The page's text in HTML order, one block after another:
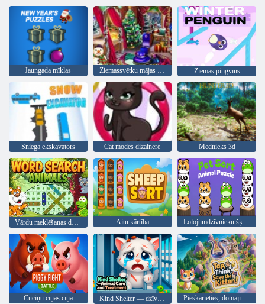
Jaungada mīklas Ziemas pingvīns
Sniega ekskavators Cat modes dizainere Mednieks 3d
Vārdu meklēšanas dzīvnieki Aitu kārtība Lolojumdzīvnieku šķirne dzīvnieku mīkla
Cūciņu cīņas cīņa Kind Shelter — dzīvnieku kopšana un ārstēšana Pieskarieties, domājiet, izglābiet kaķēnu!